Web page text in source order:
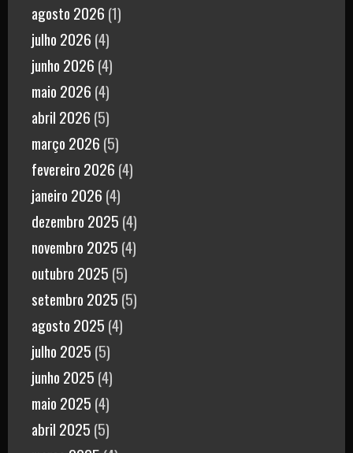
agosto 2026 (1)
julho 2026 (4)
junho 2026 (4)
maio 2026 (4)
abril 2026 (5)
março 2026 (5)
fevereiro 2026 (4)
janeiro 2026 (4)
dezembro 2025 (4)
novembro 2025 (4)
outubro 2025 (5)
setembro 2025 (5)
agosto 2025 (4)
julho 2025 (5)
junho 2025 (4)
maio 2025 (4)
abril 2025 (5)